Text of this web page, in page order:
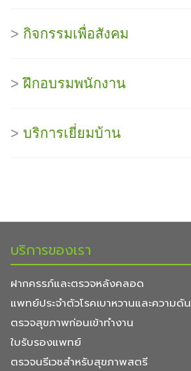
> กิจกรรมเพื่อสังคม
>ฝึกอบรมพนักงาน
> บริการเยี่ยมบ้าน
บริการของเรา
ฝากครรภ์และตรวจหลังคลอด
แพทย์ประจำตัวโรคเบาหวานและความดัน
ตรวจสุขภาพก่อนเข้าทำงาน
ใบรับรองแพทย์
ตรวจนรีเวชสำหรับสุขภาพสตรี